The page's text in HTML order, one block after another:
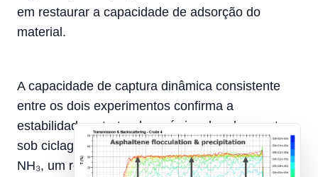
em restaurar a capacidade de adsorção do
material.
A capacidade de captura dinâmica consistente
entre os dois experimentos confirma a
estabilidade estrutural e química do adsorvente
sob ciclagem repetida de adsorção–dessorção de
NH₃, um requisito crítico para a implementação